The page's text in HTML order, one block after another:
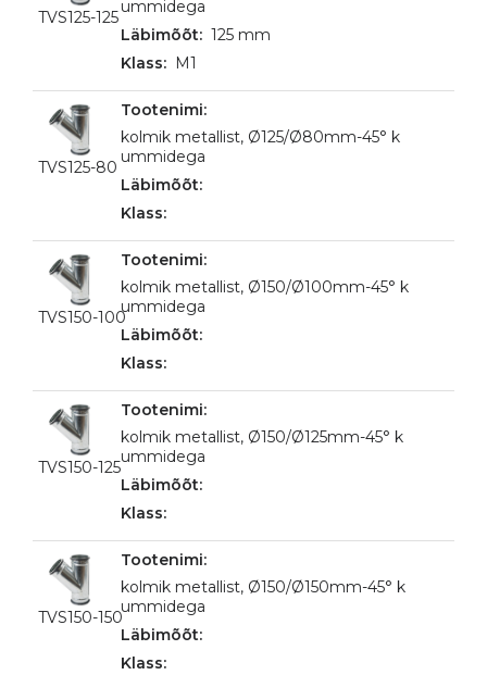
TVS125-125
ummidega
125 mm
M1
TVS125-80
kolmik metallist, Ø125/Ø80mm-45° k
ummidega
TVS150-100
kolmik metallist, Ø150/Ø100mm-45° k
ummidega
TVS150-125
kolmik metallist, Ø150/Ø125mm-45° k
ummidega
TVS150-150
kolmik metallist, Ø150/Ø150mm-45° k
ummidega